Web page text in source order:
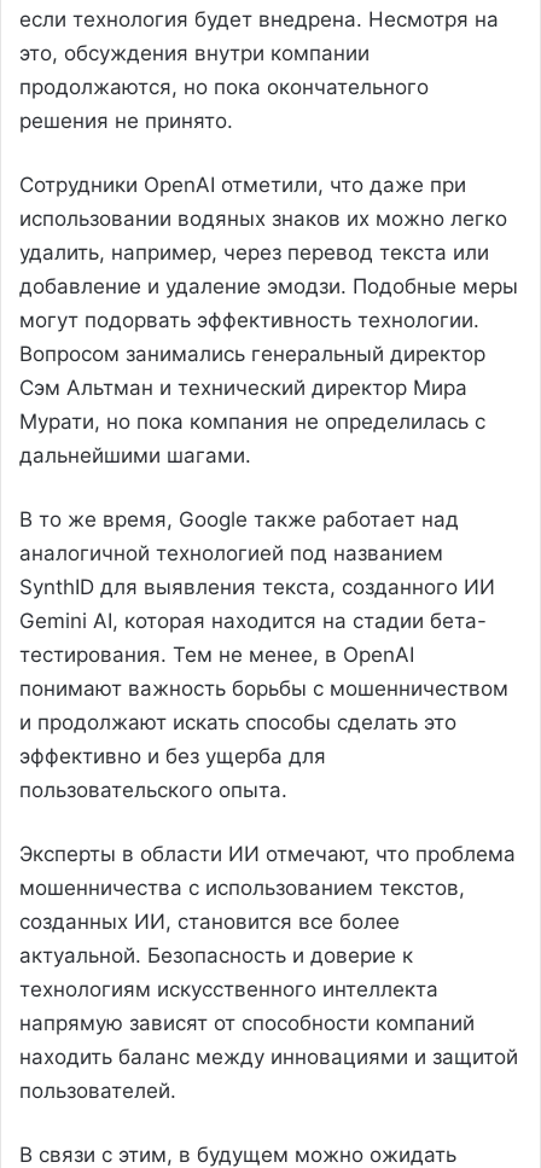
если технология будет внедрена. Несмотря на
это, обсуждения внутри компании
продолжаются, но пока окончательного
решения не принято.
Сотрудники OpenAI отметили, что даже при
использовании водяных знаков их можно легко
удалить, например, через перевод текста или
добавление и удаление эмодзи. Подобные меры
могут подорвать эффективность технологии.
Вопросом занимались генеральный директор
Сэм Альтман и технический директор Мира
Мурати, но пока компания не определилась с
дальнейшими шагами.
В то же время, Google также работает над
аналогичной технологией под названием
SynthID для выявления текста, созданного ИИ
Gemini AI, которая находится на стадии бета-
тестирования. Тем не менее, в OpenAI
понимают важность борьбы с мошенничеством
и продолжают искать способы сделать это
эффективно и без ущерба для
пользовательского опыта.
Эксперты в области ИИ отмечают, что проблема
мошенничества с использованием текстов,
созданных ИИ, становится все более
актуальной. Безопасность и доверие к
технологиям искусственного интеллекта
напрямую зависят от способности компаний
находить баланс между инновациями и защитой
пользователей.
В связи с этим, в будущем можно ожидать